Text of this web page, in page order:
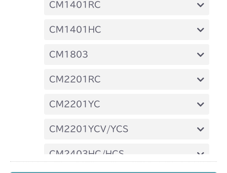
CM1401RC
本体 FIG20 シート
CM1401HC
本体 FIG23 シート
CM1803
本体 FIG32 シート
CM2201RC
本体 FIG33 シート
CM2201YC
本体 FIG24 シート
CM2201YCV/YCS
本体 FIG25 シート
CM2403HC/HCS